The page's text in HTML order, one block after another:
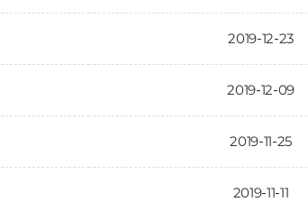
2019-12-23
2019-12-09
2019-11-25
2019-11-11